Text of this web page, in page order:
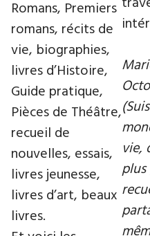
vie,
plus
Romans, Premiers
romans, récits de
vie, biographies,
livres d’Histoire,
Guide pratique,
Pièces de Théâtre,
recueil de
nouvelles, essais,
livres jeunesse,
livres d’art, beaux
livres.